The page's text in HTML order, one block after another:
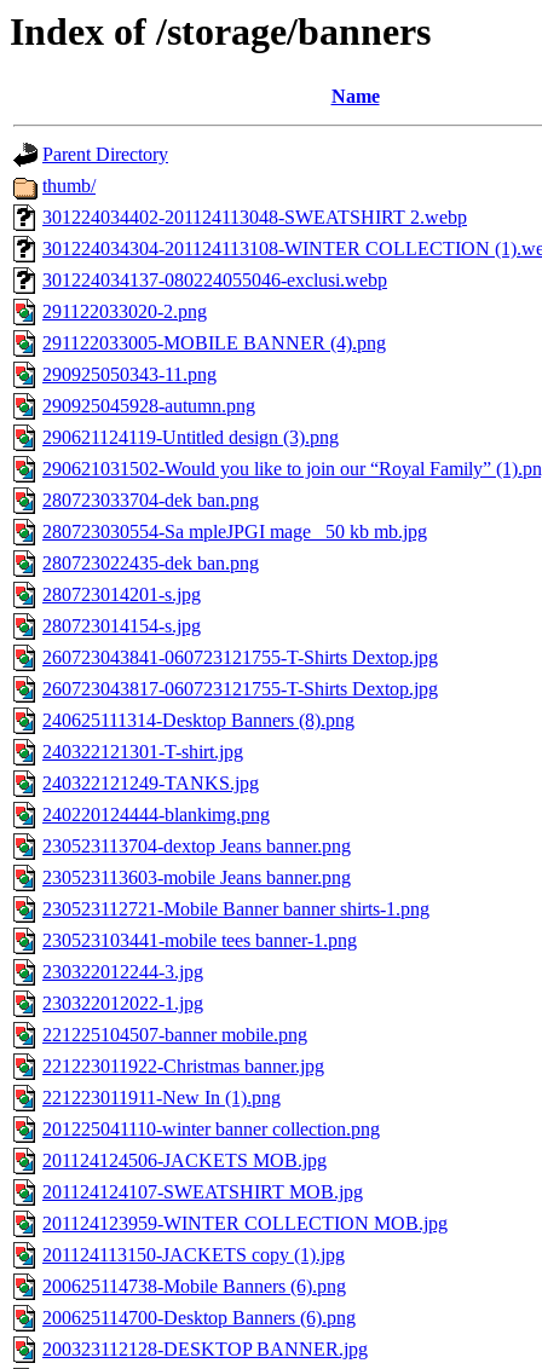
Index of /storage/banners
Name
Parent Directory
thumb/
301224034402-201124113048-SWEATSHIRT 2.webp
301224034304-201124113108-WINTER COLLECTION
301224034137-080224055046-exclusi.webp
291122033020-2.png
291122033005-MOBILE BANNER (4).png
290925050343-11.png
290925045928-autumn.png
290621124119-Untitled design (3).png
290621031502-Would you like to join our “Royal Family”
280723033704-dek ban.png
280723030554-Sa mpleJPGI mage_ 50 kb mb.jpg
280723022435-dek ban.png
280723014201-s.jpg
280723014154-s.jpg
260723043841-060723121755-T-Shirts Dextop.jpg
260723043817-060723121755-T-Shirts Dextop.jpg
240625111314-Desktop Banners (8).png
240322121301-T-shirt.jpg
240322121249-TANKS.jpg
240220124444-blankimg.png
230523113704-dextop Jeans banner.png
230523113603-mobile Jeans banner.png
230523112721-Mobile Banner banner shirts-1.png
230523103441-mobile tees banner-1.png
230322012244-3.jpg
230322012022-1.jpg
221225104507-banner mobile.png
221223011922-Christmas banner.jpg
221223011911-New In (1).png
201225041110-winter banner collection.png
201124124506-JACKETS MOB.jpg
201124124107-SWEATSHIRT MOB.jpg
201124123959-WINTER COLLECTION MOB.jpg
201124113150-JACKETS copy (1).jpg
200625114738-Mobile Banners (6).png
200625114700-Desktop Banners (6).png
200323112128-DESKTOP BANNER.jpg